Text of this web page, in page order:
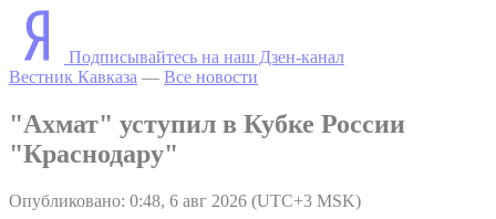
Подписывайтесь на наш Дзен-канал
Вестник Кавказа — Все новости
"Ахмат" уступил в Кубке России
"Краснодару"
Опубликовано: 0:48, 6 авг 2026 (UTC+3 MSK)